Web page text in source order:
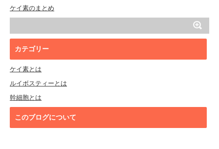
ケイ素のまとめ
カテゴリー
ケイ素とは
ルイボスティーとは
幹細胞とは
このブログについて